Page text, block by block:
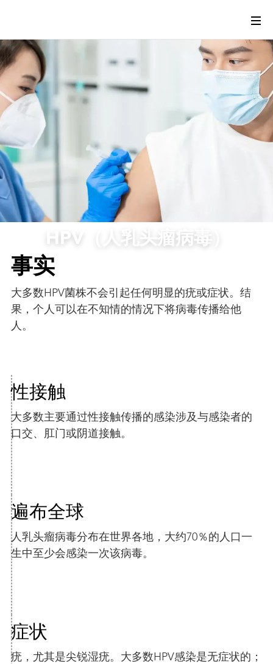
HPV（人乳头瘤病毒）
事实
大多数HPV菌株不会引起任何明显的疣或症状。结
果，个人可以在不知情的情况下将病毒传播给他
人。
性接触
大多数主要通过性接触传播的感染涉及与感染者的
口交、肛门或阴道接触。
遍布全球
人乳头瘤病毒分布在世界各地，大约70％的人口一
生中至少会感染一次该病毒。
症状
疣，尤其是尖锐湿疣。大多数HPV感染是无症状的；